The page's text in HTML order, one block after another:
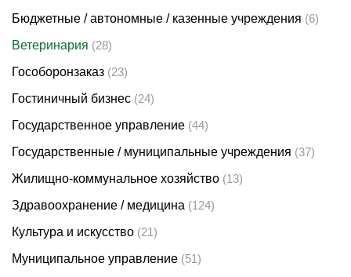
Бюджетные / автономные / казенные учреждения (6)
Ветеринария (28)
Гособоронзаказ (23)
Гостиничный бизнес (24)
Государственное управление (44)
Государственные / муниципальные учреждения (37)
Жилищно-коммунальное хозяйство (13)
Здравоохранение / медицина (124)
Культура и искусство (21)
Муниципальное управление (51)